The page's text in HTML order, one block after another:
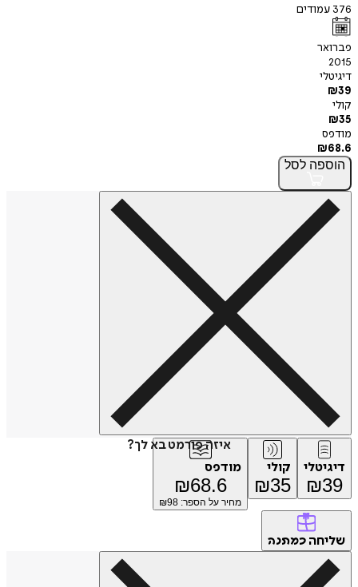
376 עמודים
פברואר
2015
דיגיטלי
₪39
קולי
₪35
מודפס
₪68.6
הוספה לסל
איזה פורמט בא לך?
דיגיטלי
₪39
קולי
₪35
מודפס
₪68.6
מחיר על הספר: ₪ 98
שליחה כמתנה